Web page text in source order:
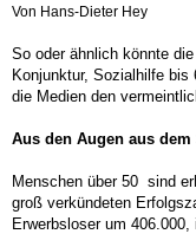
Von Hans-Dieter Hey
So oder ähnlich könnte
Konjunktur, Sozialhilfe
die Medien den
Aus den Augen aus dem
Menschen über 50 sind
groß verkündeten
Erwerbsloser um